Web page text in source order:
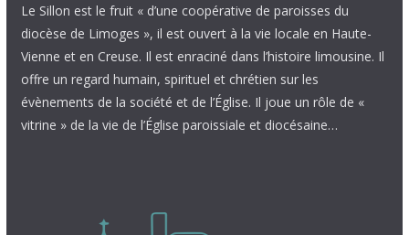
Le Sillon est le fruit « d’une coopérative de paroisses du
diocèse de Limoges », il est ouvert à la vie locale en Haute-
Vienne et en Creuse. Il est enraciné dans l’histoire limousine. Il
offre un regard humain, spirituel et chrétien sur les
évènements de la société et de l’Église. Il joue un rôle de «
vitrine » de la vie de l’Église paroissiale et diocésaine…